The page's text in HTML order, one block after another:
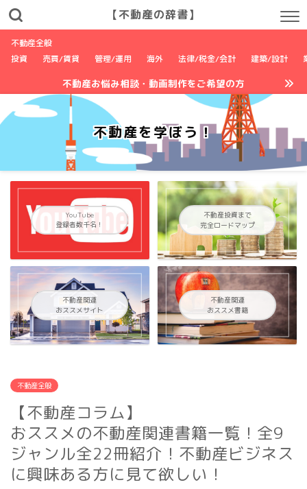
【不動産の辞書】
不動産全般
投資
売買/賃貸 管理/運用 海外 法律/税金/会計 建築/設計
不動産お悩み相談・動画制作をご希望の方
不動産を学ぼう！
YouTube
登録者数千名！
不動産投資まで
完全ロードマップ
不動産関連
おススメサイト
不動産関連
おススメ書籍
不動産全般
【不動産コラム】
おススメの不動産関連書籍一覧！全9
ジャンル全22冊紹介！不動産ビジネス
に興味ある方に見て欲しい！